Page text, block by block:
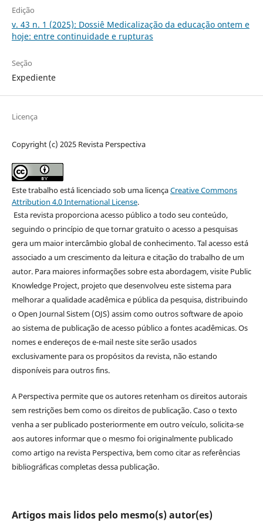
Edição
v. 43 n. 1 (2025): Dossiê Medicalização da educação ontem e
hoje: entre continuidade e rupturas
Seção
Expediente
Licença
Copyright (c) 2025 Revista Perspectiva
Este trabalho está licenciado sob uma licençaCreative Commons
Attribution 4.0 International License.
Esta revista proporciona acesso público a todo seu conteúdo,
seguindo o princípio de que tornar gratuito o acesso a pesquisas
gera um maior intercâmbio global de conhecimento. Tal acesso está
associado a um crescimento da leitura e citação do trabalho de um
autor. Para maiores informações sobre esta abordagem, visite Public
Knowledge Project, projeto que desenvolveu este sistema para
melhorar a qualidade acadêmica e pública da pesquisa, distribuindo
o Open Journal Sistem (OJS) assim como outros software de apoio
ao sistema de publicação de acesso público a fontes acadêmicas. Os
nomes e endereços de e-mail neste site serão usados
exclusivamente para os propósitos da revista, não estando
disponíveis para outros fins.
A Perspectiva permite que os autores retenham os direitos autorais
sem restrições bem como os direitos de publicação. Caso o texto
venha a ser publicado posteriormente em outro veículo, solicita-se
aos autores informar que o mesmo foi originalmente publicado
como artigo na revista Perspectiva, bem como citar as referências
bibliográficas completas dessa publicação.
Artigos mais lidos pelo mesmo(s) autor(es)